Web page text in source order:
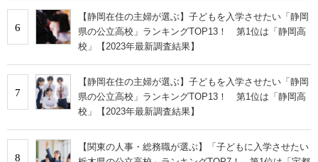
6
【静岡在住の主婦が選ぶ】子どもを入学させたい「静岡
県の公立高校」ランキングTOP13！ 第1位は「静岡高
校」【2023年最新調査結果】
7
【静岡在住の主婦が選ぶ】子どもを入学させたい「静岡
県の公立高校」ランキングTOP13！ 第1位は「静岡高
校」【2023年最新調査結果】
8
【関東の人事・総務職が選ぶ】「子どもに入学させたい